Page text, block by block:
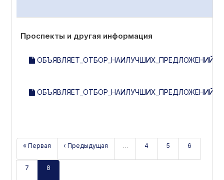
Проспекты и другая информация
« Первая ‹ Предыдущая … 4 5 6
7 8